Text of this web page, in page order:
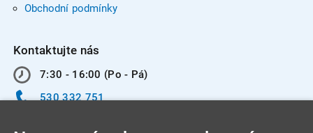
Obchodní podmínky
Kontaktujte nás
7:30 - 16:00 (Po - Pá)
530 332 751